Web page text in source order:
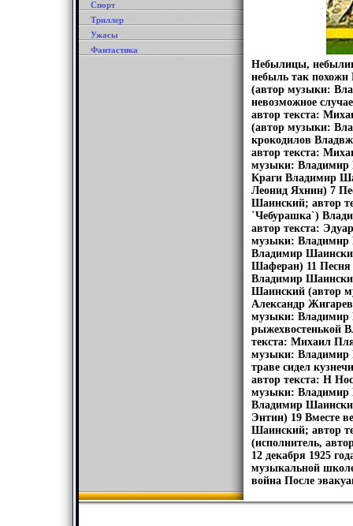
Спорт
Триллер
Ужасы
Фантастика
Небылицы,
небыль так
(автор музыки:
невозможное
автор текста:
(автор музыки:
крокодилов
автор текста:
музыки: Владимир
Краги Владимир
Леонид Яхнин) 7
Шаинский; автор
`Чебурашка`)
автор текста:
музыки: Владимир
Владимир
Шаферан) 11
Владимир
Шаинский (автор
Александр
музыки: Владимир
рыжехвостенькой
текста: Михаил
музыки: Владимир
траве сидел
автор текста: Н
музыки: Владимир
Владимир
Энтин) 19 Вместе
Шаинский; автор
(исполнитель,
12 декабря 1925
музыкальной
война После